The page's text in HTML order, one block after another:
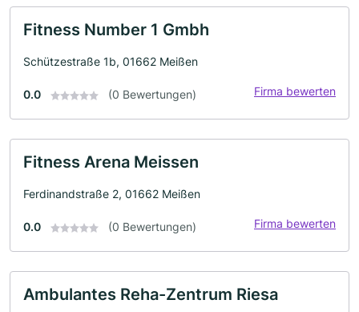
Fitness Number 1 Gmbh
Schützestraße 1b, 01662 Meißen
0.0 (0 Bewertungen) Firma bewerten
Fitness Arena Meissen
Ferdinandstraße 2, 01662 Meißen
0.0 (0 Bewertungen) Firma bewerten
Ambulantes Reha-Zentrum Riesa